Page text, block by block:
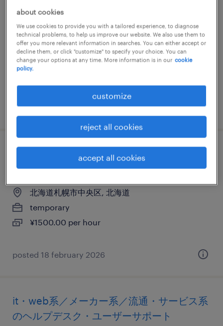
it・web系／メーカー系／流通・サービス系
の社内se
北海道札幌市中央区, 北海道
temporary
¥2000.00 per hour
posted 19 november 2025
it・web系／流通・サービス系のcadオペレ
ータ
北海道札幌市中央区, 北海道
temporary
¥1500.00 per hour
posted 18 february 2026
it・web系／メーカー系／流通・サービス系
のヘルプデスク・ユーザーサポート
about cookies
We use cookies to provide you with a tailored experience, to diagnose
technical problems, to help us improve our website. We also use them to
offer you more relevant information in searches. You can either accept or
decline them, or click "customize" to specify your choice. You can
change your options at any time. More information is in our cookie
policy.
customize
reject all cookies
accept all cookies